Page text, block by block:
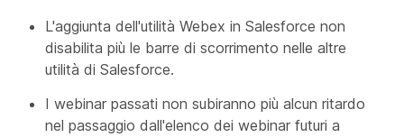
L'aggiunta dell'utilità Webex in Salesforce non
disabilita più le barre di scorrimento nelle altre
utilità di Salesforce.
I webinar passati non subiranno più alcun ritardo
nel passaggio dall'elenco dei webinar futuri a